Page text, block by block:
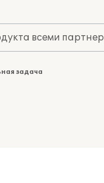
всеми
задача